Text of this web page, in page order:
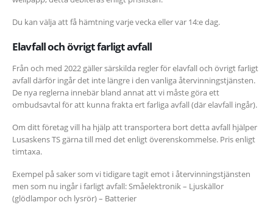
Du kan välja att få hämtning varje vecka eller var 14:e dag.
Elavfall och övrigt farligt avfall
Från och med 2022 gäller särskilda regler för elavfall och övrigt farligt
avfall därför ingår det inte längre i den vanliga återvinningstjänsten.
De nya reglerna innebär bland annat att vi måste göra ett
ombudsavtal för att kunna frakta ert farliga avfall (där elavfall ingår).
Om ditt företag vill ha hjälp att transportera bort detta avfall hjälper
Lusaskens TS gärna till med det enligt överenskommelse. Pris enligt
timtaxa.
Exempel på saker som vi tidigare tagit emot i återvinningstjänsten
men som nu ingår i farligt avfall: Småelektronik – Ljuskällor
(glödlampor och lysrör) – Batterier